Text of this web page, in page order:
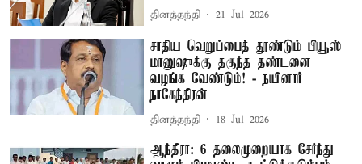
தினத்தந்தி 21 Jul 2026
சாதிய வெறுப்பைத் தூண்டும் பியூஸ்
மானுஷுக்கு தகுந்த தண்டனை
வழங்க வேண்டும்! - நயினார்
நாகேந்திரன்
தினத்தந்தி 18 Jul 2026
ஆந்திரா: 6 தலைமுறையாக சேர்ந்து